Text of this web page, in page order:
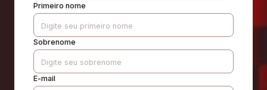
Primeiro nome
Sobrenome
E-mail